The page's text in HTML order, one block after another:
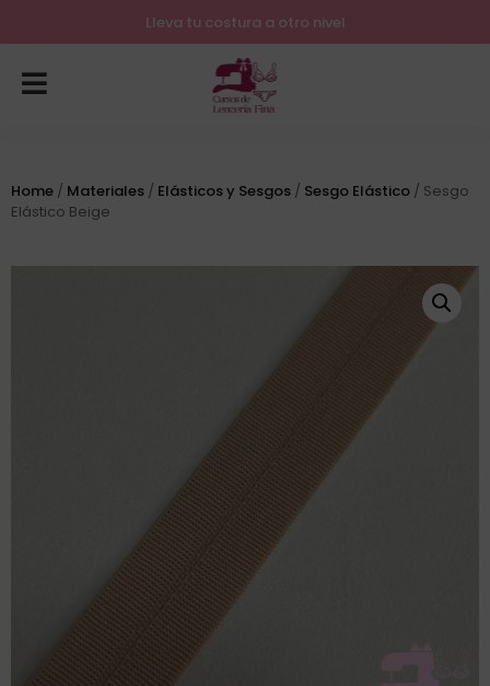
Lleva tu costura a otro nivel
Home / Materiales / Elásticos y Sesgos / Sesgo Elástico / Sesgo
Elástico Beige